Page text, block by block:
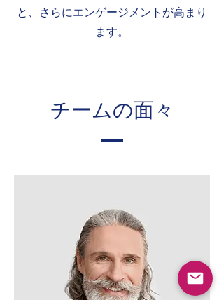
と、さらにエンゲージメントが高まり
ます。
チームの面々